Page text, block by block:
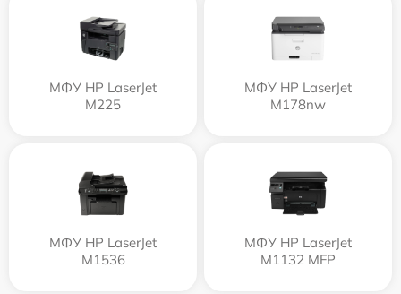
МФУ HP LaserJet
M225
МФУ HP LaserJet
M178nw
МФУ HP LaserJet
M1536
МФУ HP LaserJet
M1132 MFP